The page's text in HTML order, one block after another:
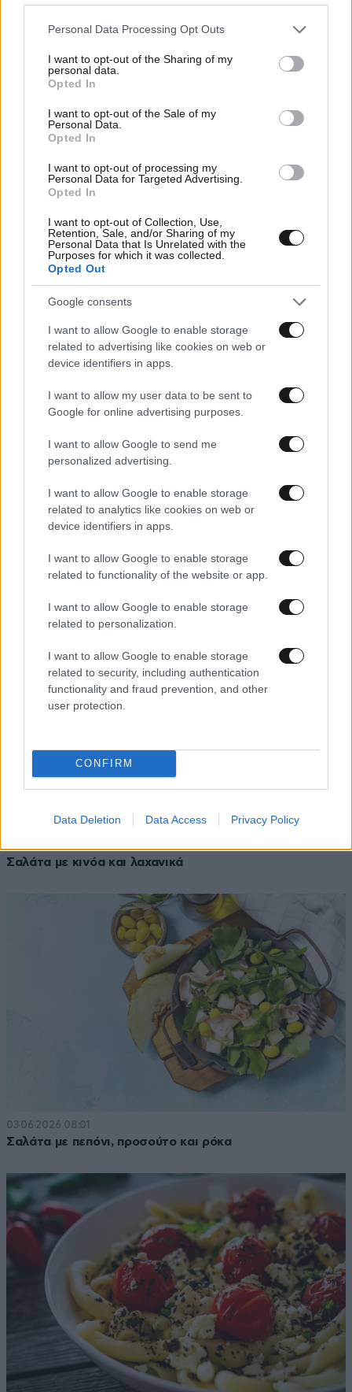
Please note that this website/app uses one or more Google
not limited to your visit or usage behaviour. You may click to
grant or deny consent to Google and its third-party tags to
use your data for below specified purposes in below Google
consent section.
Personal Data Processing Opt Outs
I want to opt-out of the Sharing of my
personal data.
Opted In
I want to opt-out of the Sale of my
Personal Data.
Opted In
I want to opt-out of processing my
Personal Data for Targeted Advertising.
Opted In
I want to opt-out of Collection, Use,
Retention, Sale, and/or Sharing of my
Personal Data that Is Unrelated with the
Purposes for which it was collected.
Opted Out
Google consents
I want to allow Google to enable storage
related to advertising like cookies on web or
device identifiers in apps.
I want to allow my user data to be sent to
Google for online advertising purposes.
I want to allow Google to send me
personalized advertising.
I want to allow Google to enable storage
related to analytics like cookies on web or
device identifiers in apps.
I want to allow Google to enable storage
related to functionality of the website or app.
I want to allow Google to enable storage
related to personalization.
I want to allow Google to enable storage
related to security, including authentication
functionality and fraud prevention, and other
user protection.
CONFIRM
Data Deletion Data Access Privacy Policy
Ζυμαρικά με τόνο και κάπαρη
06·06·2026 08:04
Σολομός με κρεμώδη σάλτσα λεμονιού και σκόρδου
05·06·2026 08:02
Μπάρες λεμονιού χωρίς ψήσιμο
Σαλάτα με κινόα και λαχανικά
03·06·2026 08:01
Σαλάτα με πεπόνι, προσούτο και ρόκα